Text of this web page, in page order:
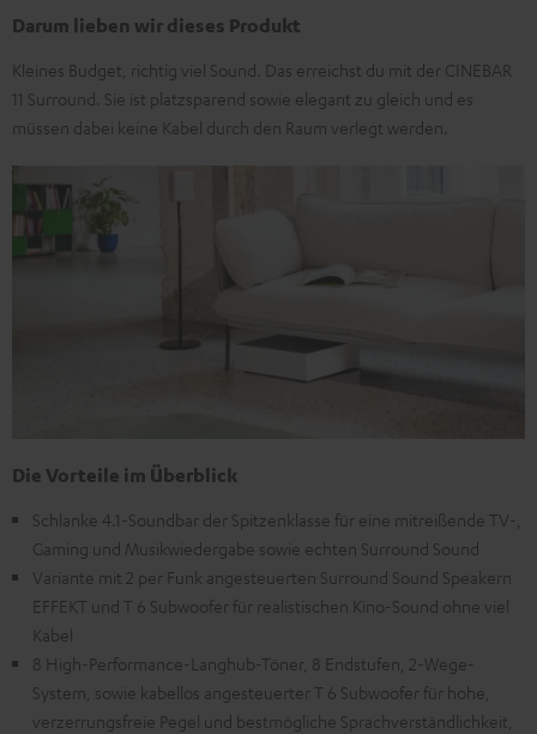
Darum lieben wir dieses Produkt
Kleines Budget, richtig viel Sound. Das erreichst du mit der CINEBAR
11 Surround. Sie ist platzsparend sowie elegant zu gleich und es
müssen dabei keine Kabel durch den Raum verlegt werden.
Die Vorteile im Überblick
Schlanke 4.1-Soundbar der Spitzenklasse für eine mitreißende TV-,
Gaming und Musikwiedergabe sowie echten Surround Sound
Variante mit 2 per Funk angesteuerten Surround Sound Speakern
EFFEKT und T 6 Subwoofer für realistischen Kino-Sound ohne viel
Kabel
8 High-Performance-Langhub-Töner, 8 Endstufen, 2-Wege-
System, sowie kabellos angesteuerter T 6 Subwoofer für hohe,
verzerrungsfreie Pegel und bestmögliche Sprachverständlichkeit,